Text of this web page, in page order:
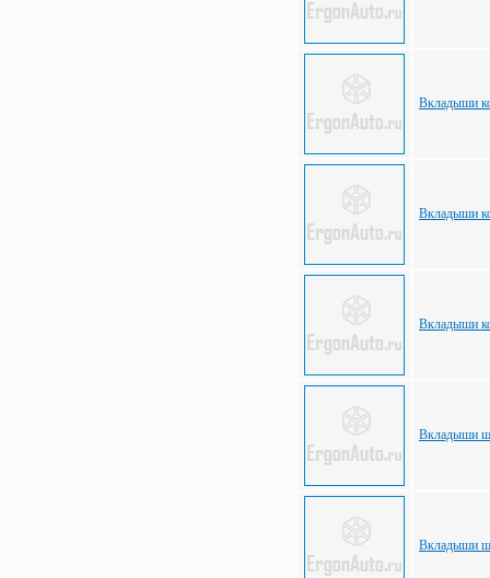
Вкладыши
Вкладыши
Вкладыши
Вкладыши
Вкладыши